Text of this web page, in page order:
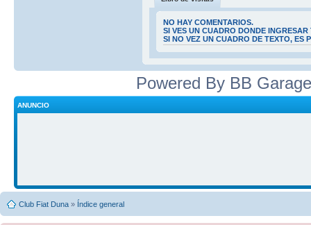
NO HAY COMENTARIOS.
SI VES UN CUADRO DONDE
SI NO VEZ UN CUADRO DE TEXTO, ES
Powered By BB
ANUNCIO
Club Fiat Duna » Índice general